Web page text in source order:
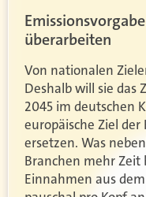
überarbeiten
Von nationalen
Deshalb will sie das
2045 im deutschen
europäische Ziel
ersetzen. Was
Branchen mehr Zeit
Einnahmen aus